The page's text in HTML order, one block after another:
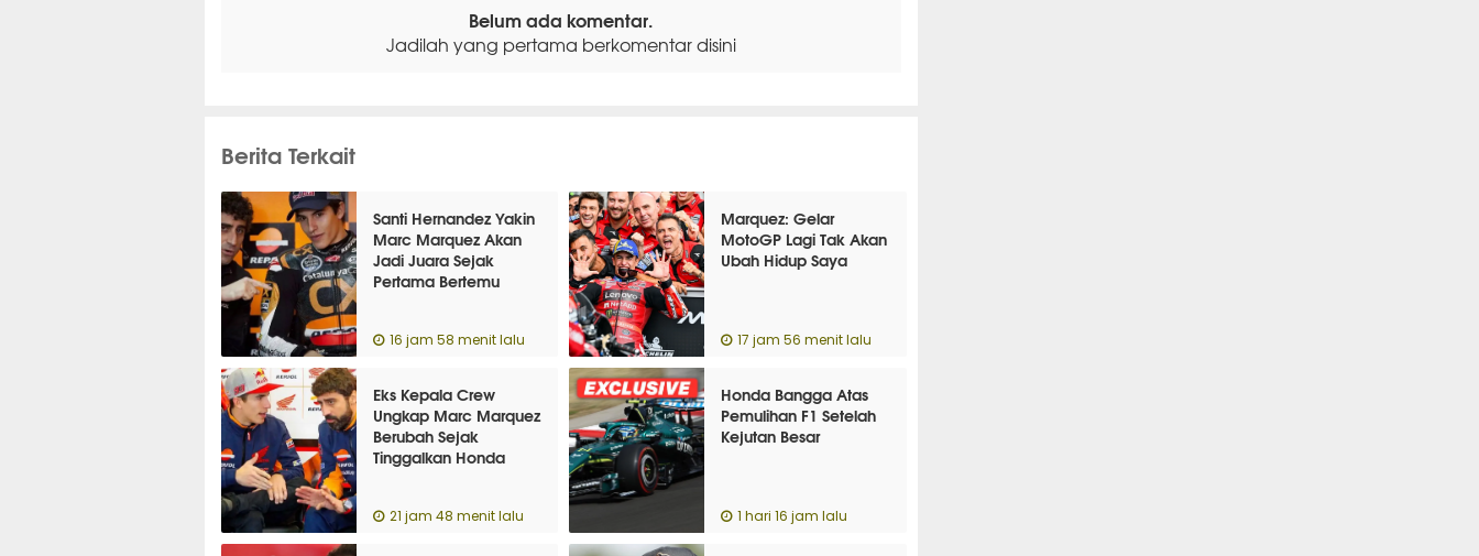
Belum ada komentar.
Jadilah yang pertama berkomentar disini
Berita Terkait
Santi Hernandez Yakin
Marc Marquez Akan
Jadi Juara Sejak
Pertama Bertemu
16 jam 58 menit lalu
Marquez: Gelar
MotoGP Lagi Tak Akan
Ubah Hidup Saya
17 jam 56 menit lalu
Eks Kepala Crew
Ungkap Marc Marquez
Berubah Sejak
Tinggalkan Honda
21 jam 48 menit lalu
Honda Bangga Atas
Pemulihan F1 Setelah
Kejutan Besar
1 hari 16 jam lalu